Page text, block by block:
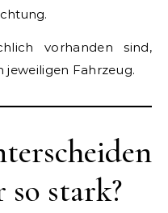
vorhanden sind,
Fahrzeug.
stark?